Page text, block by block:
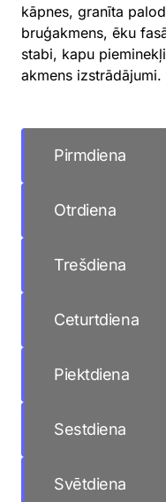
kāpnes, granīta
bruģakmens, ēku
stabi, kapu
akmens izstrādājumi.
Pirmdiena
Otrdiena
Trešdiena
Ceturtdiena
Piektdiena
Sestdiena
Svētdiena